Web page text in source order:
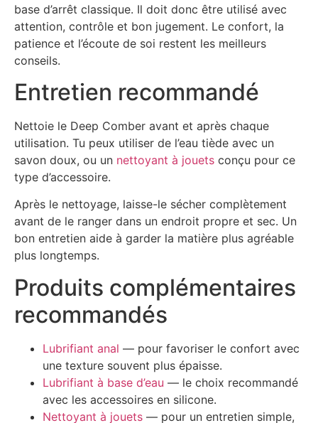
base d’arrêt classique. Il doit donc être utilisé avec
attention, contrôle et bon jugement. Le confort, la
patience et l’écoute de soi restent les meilleurs
conseils.
Entretien recommandé
Nettoie le Deep Comber avant et après chaque
utilisation. Tu peux utiliser de l’eau tiède avec un
savon doux, ou un nettoyant à jouets conçu pour ce
type d’accessoire.
Après le nettoyage, laisse-le sécher complètement
avant de le ranger dans un endroit propre et sec. Un
bon entretien aide à garder la matière plus agréable
plus longtemps.
Produits complémentaires
recommandés
Lubrifiant anal — pour favoriser le confort avec
une texture souvent plus épaisse.
Lubrifiant à base d’eau — le choix recommandé
avec les accessoires en silicone.
Nettoyant à jouets — pour un entretien simple,